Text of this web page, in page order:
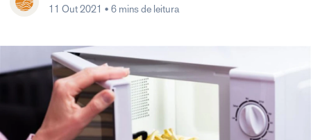
11 Out 2021 • 6 mins de leitura